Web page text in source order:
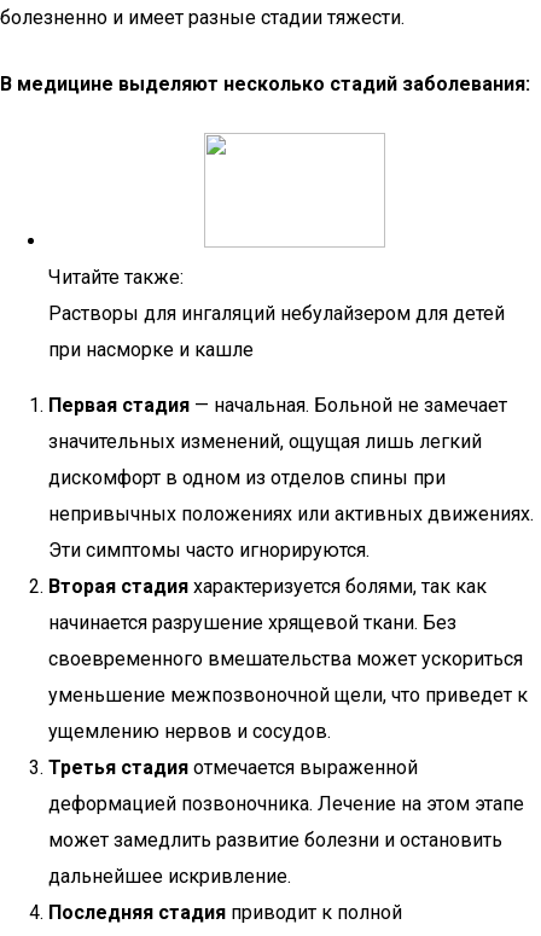
болезненно и имеет разные стадии тяжести.
В медицине выделяют несколько стадий заболевания:
Читайте также:
Растворы для ингаляций небулайзером для детей
при насморке и кашле
Первая стадия — начальная. Больной не замечает
значительных изменений, ощущая лишь легкий
дискомфорт в одном из отделов спины при
непривычных положениях или активных движениях.
Эти симптомы часто игнорируются.
Вторая стадия характеризуется болями, так как
начинается разрушение хрящевой ткани. Без
своевременного вмешательства может ускориться
уменьшение межпозвоночной щели, что приведет к
ущемлению нервов и сосудов.
Третья стадия отмечается выраженной
деформацией позвоночника. Лечение на этом этапе
может замедлить развитие болезни и остановить
дальнейшее искривление.
Последняя стадия приводит к полной